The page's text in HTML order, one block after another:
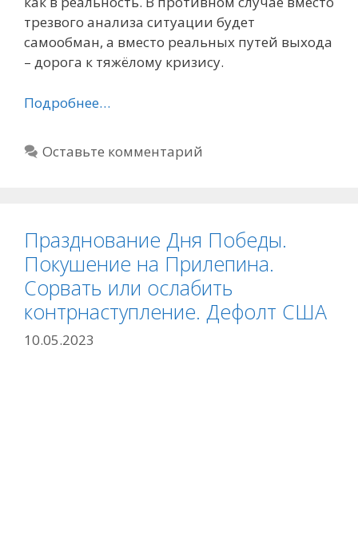
трезвого анализа ситуации будет
самообман, а вместо реальных путей выхода
– дорога к тяжёлому кризису.
Подробнее…
Оставьте комментарий
Празднование Дня Победы.
Покушение на Прилепина.
Сорвать или ослабить
контрнаступление. Дефолт США
10.05.2023